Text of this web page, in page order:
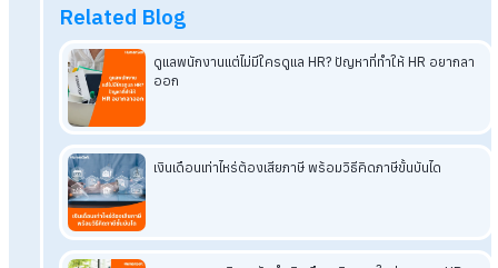
สรุป ให้การจัดทำรายงาน HR เป็นเรื่อง
ง่ายด้วยบริการรับทำเงินเดือน
บริการรับทำเงินเดือนถือเป็นตัวช่วยให้องค์กรจัดทำรายงาน HR ได้
ง่ายขึ้น ลดข้อผิดพลาด ประหยัดเวลา และทำให้ข้อมูลพร้อมใช้ในก
ตัดสินใจ ซึ่งเป็นปัจจัยสำคัญที่ช่วยให้องค์กรสามารถ บริหาร
ทรัพยากรบุคคลได้อย่างมีประสิทธิภาพ และเติบโตอย่างมั่นคง
บริการรับทำเงินเดือนจากHumanSoftสามารถช่วยให้การจัดทำ